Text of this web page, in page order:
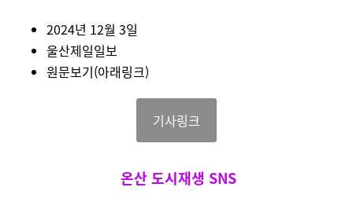
2024년 12월 3일
울산제일일보
원문보기(아래링크)
기사링크
온산 도시재생 SNS